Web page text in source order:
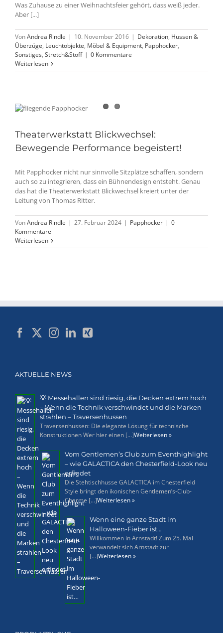
Was Zuhause zu einer Weihnachtsfeier gehört, dass weiß jeder.
Aber [...]
VonAndrea Rindle | 10. November 2016 | Dekoration, Hussen &
Überzüge, Leuchtobjekte, Möbel & Equipment, Papphocker,
Sonstiges, Stretch&Stoff | 0 Kommentare
Weiterlesen
Theaterwerkstatt Blickwechsel:
Bewegende Performance begeistert!
Mit Papphocker nicht nur sinnvolle Sitzplätze schaffen, sondern
auch so zu integrieren, dass ein Bühnendesign entsteht. Genau
das hat die Theaterwerkstatt Blickwechsel kreiert unter der
Leitung von Thomas Ritter.
VonAndrea Rindle | 27. Februar 2024 | Papphocker | 0
Kommentare
Weiterlesen
AKTUELLE NEWS
💡 Messehallen sind riesig, die Decken extrem hoch
– Wenn die Technik verschwindet und die Marken
strahlen – Traversenhussen
Traversenhussen: Die elegante Lösung für technische
Konstruktionen Wer hier einen [...]Weiterlesen »
Vom Gentlemen’s Club zum Eventhighlight
– wie GALACTICA den Chesterfield-Look neu
erfindet
Die Stehtischhusse GALACTICA im Chesterfield
Style bringt den ikonischen Gentlemen’s-Club-
Charme [...]Weiterlesen »
Wenn eine ganze Stadt im
Halloween-Fieber ist…
Willkommen in Arnstadt! Zum 25. Mal
verwandelt sich Arnstadt zur
[...]Weiterlesen »